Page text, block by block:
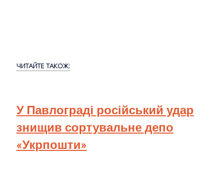
ЧИТАЙТЕ ТАКОЖ:
У Павлограді російський удар
знищив сортувальне депо
«Укрпошти»